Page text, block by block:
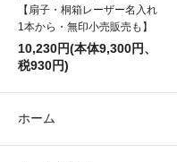
【扇子・桐箱レーザー名入れ
1本から・無印小売販売も】
10,230円(本体9,300円、
税930円)
ホーム